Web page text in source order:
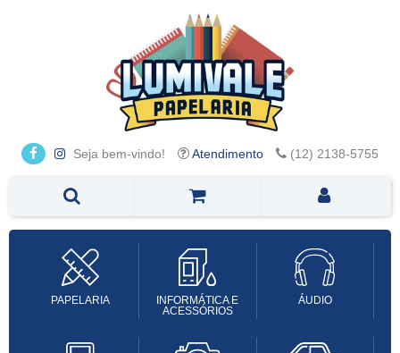
Seja bem-vindo! Atendimento (12) 2138-5755
PAPELARIA
INFORMÁTICA E
ACESSÓRIOS
ÁUDIO